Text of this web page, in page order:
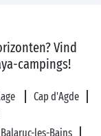
Vind
campings!
Cap d'Agde
Balaruc-les-Bains